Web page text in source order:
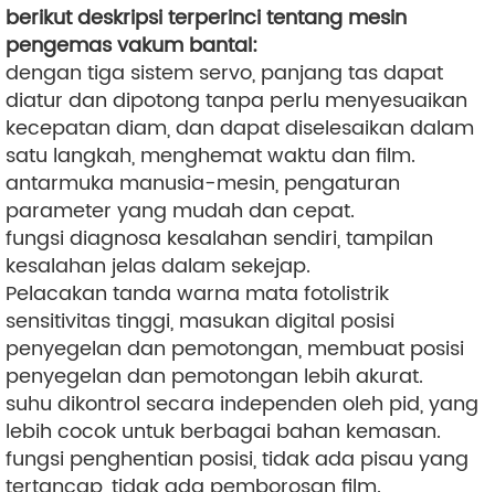
berikut deskripsi terperinci tentang mesin
pengemas vakum bantal:
dengan tiga sistem servo, panjang tas dapat
diatur dan dipotong tanpa perlu menyesuaikan
kecepatan diam, dan dapat diselesaikan dalam
satu langkah, menghemat waktu dan film.
antarmuka manusia-mesin, pengaturan
parameter yang mudah dan cepat.
fungsi diagnosa kesalahan sendiri, tampilan
kesalahan jelas dalam sekejap.
Pelacakan tanda warna mata fotolistrik
sensitivitas tinggi, masukan digital posisi
penyegelan dan pemotongan, membuat posisi
penyegelan dan pemotongan lebih akurat.
suhu dikontrol secara independen oleh pid, yang
lebih cocok untuk berbagai bahan kemasan.
fungsi penghentian posisi, tidak ada pisau yang